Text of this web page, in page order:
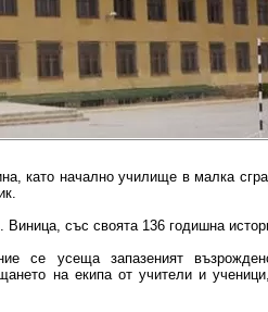
като начално училище в малка
Виница, със своята 136 годишна
се усеща запазеният
на екипа от учители и